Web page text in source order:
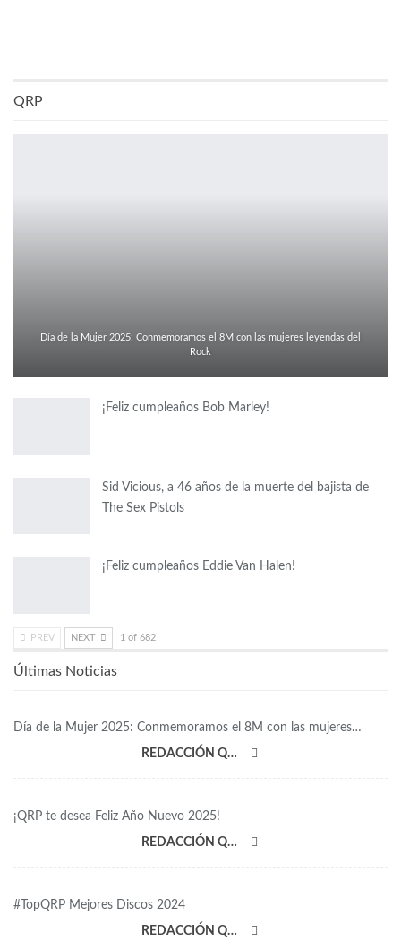
QRP
Día de la Mujer 2025: Conmemoramos el 8M con las mujeres leyendas del
Rock
¡Feliz cumpleaños Bob Marley!
Sid Vicious, a 46 años de la muerte del bajista de
The Sex Pistols
¡Feliz cumpleaños Eddie Van Halen!
PREV NEXT 1 of 682
Últimas Noticias
Día de la Mujer 2025: Conmemoramos el 8M con las mujeres…
REDACCIÓN QRP
¡QRP te desea Feliz Año Nuevo 2025!
REDACCIÓN QRP
#TopQRP Mejores Discos 2024
REDACCIÓN QRP